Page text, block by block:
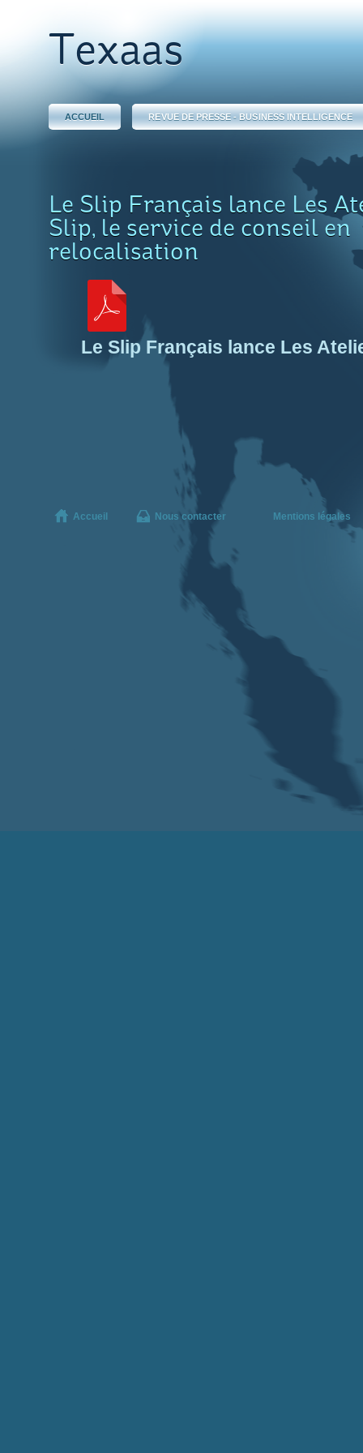
Texaas
ACCUEIL REVUE DE PRESSE - BUSINESS INTELLIGENCE
Le Slip Français lance Les
Slip, le service de conseil en
relocalisation
Le Slip Français lance Les
Accueil Nous contacter Mentions légales